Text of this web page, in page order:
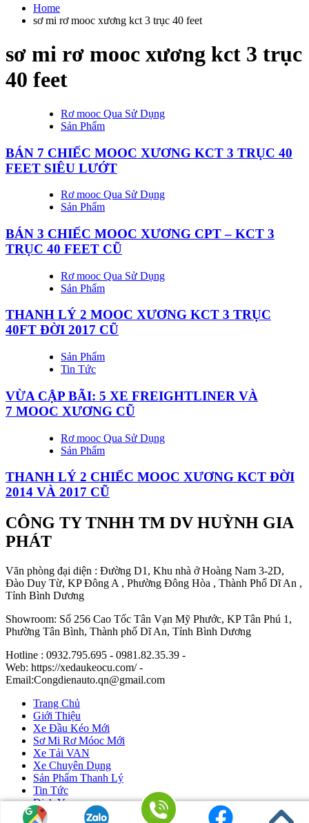
Home
sơ mi rơ mooc xương kct 3 trục 40 feet
sơ mi rơ mooc xương kct 3 trục
40 feet
Rơ mooc Qua Sử Dụng
Sản Phẩm
BÁN 7 CHIẾC MOOC XƯƠNG KCT 3 TRỤC 40
FEET SIÊU LƯỚT
Rơ mooc Qua Sử Dụng
Sản Phẩm
BÁN 3 CHIẾC MOOC XƯƠNG CPT – KCT 3
TRỤC 40 FEET CŨ
Rơ mooc Qua Sử Dụng
Sản Phẩm
THANH LÝ 2 MOOC XƯƠNG KCT 3 TRỤC
40FT ĐỜI 2017 CŨ
Sản Phẩm
Tin Tức
VỪA CẬP BÃI: 5 XE FREIGHTLINER VÀ
7 MOOC XƯƠNG CŨ
Rơ mooc Qua Sử Dụng
Sản Phẩm
THANH LÝ 2 CHIẾC MOOC XƯƠNG KCT ĐỜI
2014 VÀ 2017 CŨ
CÔNG TY TNHH TM DV HUỲNH GIA
PHÁT
Văn phòng đại diện : Đường D1, Khu nhà ở Hoàng Nam 3-2D,
Đào Duy Từ, KP Đông A , Phường Đông Hòa , Thành Phố Dĩ An ,
Tỉnh Bình Dương
Showroom: Số 256 Cao Tốc Tân Vạn Mỹ Phước, KP Tân Phú 1,
Phường Tân Bình, Thành phố Dĩ An, Tỉnh Bình Dương
Hotline : 0932.795.695 - 0981.82.35.39 -
Web: https://xedaukeocu.com/ -
Email:Congdienauto.qn@gmail.com
Trang Chủ
Giới Thiệu
Xe Đầu Kéo Mới
Sơ Mi Rơ Móoc Mới
Xe Tải VAN
Xe Chuyên Dụng
Sản Phẩm Thanh Lý
Tin Tức
Dịch Vụ
Liên Hệ